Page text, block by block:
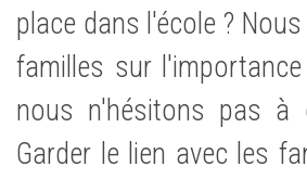
place dans l'école ?
familles sur
nous n'hésitons pas à
Garder le lien avec les